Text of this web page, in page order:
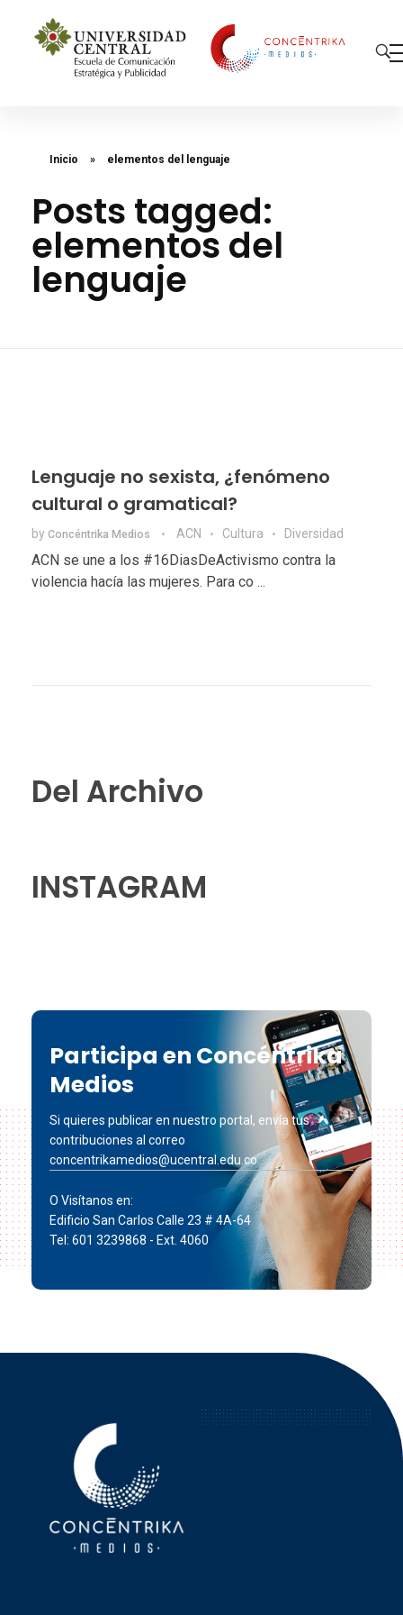
Inicio » elementos del lenguaje
Posts tagged:
elementos del
lenguaje
Lenguaje no sexista, ¿fenómeno
cultural o gramatical?
by Concéntrika Medios ACN Cultura Diversidad
ACN se une a los #16DiasDeActivismo contra la
violencia hacía las mujeres. Para co ...
Del Archivo
INSTAGRAM
Participa en Concéntrika
Medios
Si quieres publicar en nuestro portal, envía tus
contribuciones al correo
concentrikamedios@ucentral.edu.co
O Visítanos en:
Edificio San Carlos Calle 23 # 4A-64
Tel: 601 3239868 - Ext. 4060